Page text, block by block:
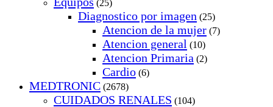
(25)
Diagnostico por imagen (25)
Atencion de la mujer (7)
Atencion general (10)
Atencion Primaria (2)
Cardio (6)
MEDTRONIC (2678)
CUIDADOS RENALES (104)